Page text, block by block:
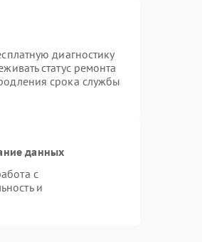
диагностику
статус ремонта
срока службы
данных
с
и